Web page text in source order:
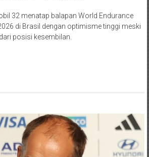
32 menatap balapan World Endurance
di Brasil dengan optimisme tinggi meski
posisi kesembilan.